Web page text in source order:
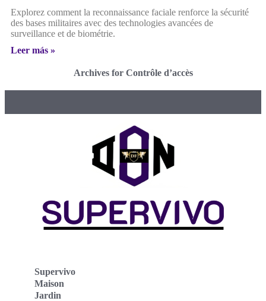
Explorez comment la reconnaissance faciale renforce la sécurité
des bases militaires avec des technologies avancées de
surveillance et de biométrie.
Leer más »
Archives for Contrôle d’accès
Supervivo
Maison
Jardin